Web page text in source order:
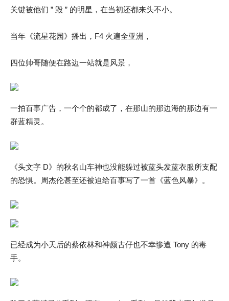
关键被他们 ” 毁 ” 的明星，在当初还都来头不小。
当年《流星花园》播出，F4 火遍全亚洲，
四位帅哥随便在路边一站就是风景，
一拍百事广告，一个个的都成了，在那山的那边海的那边有一
群蓝精灵。
《头文字 D》的秋名山车神也没能躲过被蓝头发蓝衣服所支配
的恐惧。周杰伦甚至还被迫给百事写了一首《蓝色风暴》。
已经成为小天后的蔡依林和神颜古仔也不幸惨遭 Tony 的毒
手。